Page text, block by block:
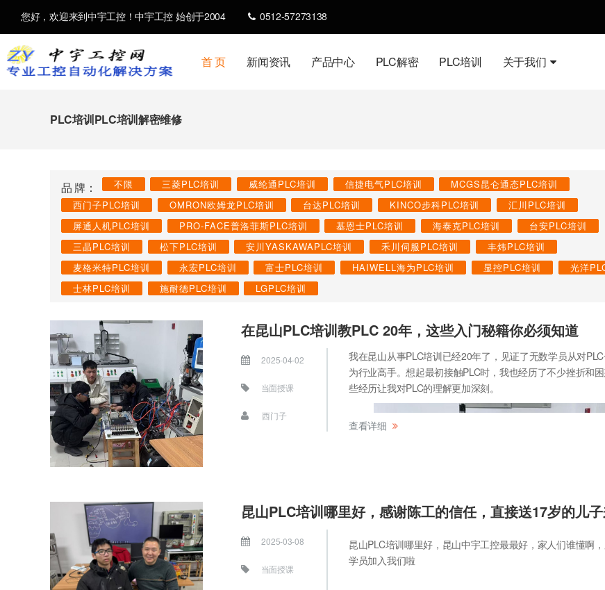
您好，欢迎来到中宇工控！中宇工控 始创于2004 0512-57273138
首 页 新闻资讯 产品中心 PLC解密 PLC培训 关于我们
PLC培训PLC培训解密维修
品 牌： 不限 三菱PLC培训 威纶通PLC培训 信捷电气PLC培训
MCGS昆仑通态PLC培训
西门子PLC培训
OMRON欧姆龙PLC培训 台达PLC培训 KINCO步科PLC培训
汇川PLC培训
屏通人机PLC培训
PRO-FACE普洛菲斯PLC培训 基恩士PLC培训 海泰克PLC培训
台安PLC培训
三晶PLC培训
松下PLC培训 安川YASKAWAPLC培训 禾川伺服PLC培训
丰炜PLC培训
麦格米特PLC培训
永宏PLC培训 富士PLC培训 HAIWELL海为PLC培训 显控PLC培训
光洋
士林PLC培训
施耐德PLC培训 LGPLC培训
在昆山PLC培训教PLC 20年，这些入门秘籍你必须知道
2025-04-02
当面授课
西门子
我在昆山从事PLC培训已经20年了，见证了无数学员从对
为行业高手。想起最初接触PLC时，我也经历了不少挫折和
些经历让我对PLC的理解更加深刻。
查看详细
昆山PLC培训哪里好，感谢陈工的信任，直接送17岁的儿
2025-03-08
当面授课
昆山PLC培训哪里好，昆山中宇工控最最好，家人们谁懂啊
学员加入我们啦